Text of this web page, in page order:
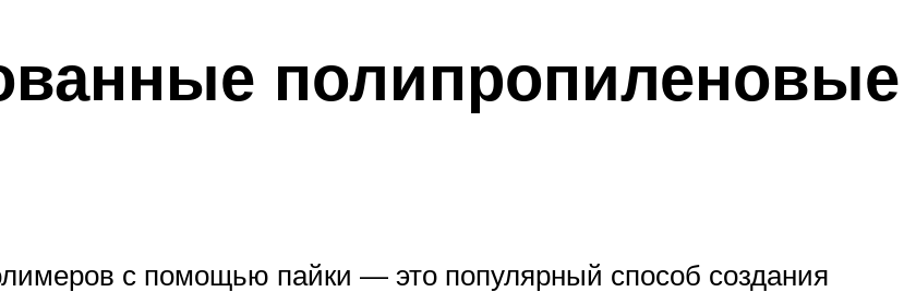
полипропиленовые
с помощью пайки — это популярный способ создания